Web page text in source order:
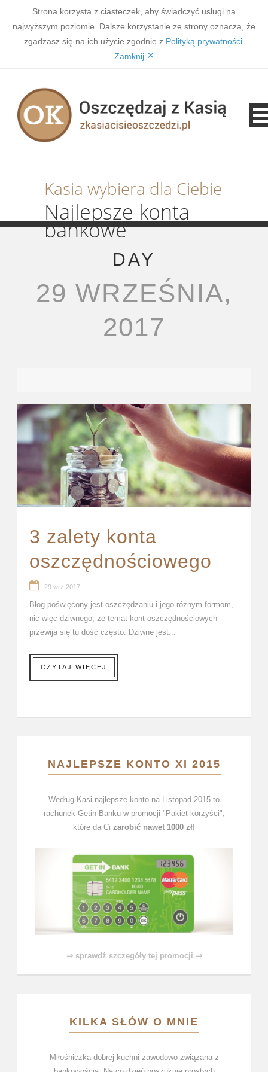
Strona korzysta z ciasteczek, aby świadczyć usługi na
najwyższym poziomie. Dalsze korzystanie ze strony oznacza, że
zgadzasz się na ich użycie zgodnie z Polityką prywatności.
Zamknij ×
Kasia wybiera dla Ciebie
Najlepsze konta
bankowe
DAY
29 WRZEŚNIA,
2017
3 zalety konta
oszczędnościowego
29 wrz 2017
Blog poświęcony jest oszczędzaniu i jego różnym formom,
nic więc dziwnego, że temat kont oszczędnościowych
przewija się tu dość często. Dziwne jest...
CZYTAJ WIĘCEJ
NAJLEPSZE KONTO XI 2015
Według Kasi najlepsze konto na Listopad 2015 to
rachunek Getin Banku w promocji "Pakiet korzyści",
które da Ci zarobić nawet 1000 zł!
⇒ sprawdź szczegóły tej promocji ⇒
KILKA SŁÓW O MNIE
Miłośniczka dobrej kuchni zawodowo związana z